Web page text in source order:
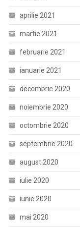
aprilie 2021
martie 2021
februarie 2021
ianuarie 2021
decembrie 2020
noiembrie 2020
octombrie 2020
septembrie 2020
august 2020
iulie 2020
iunie 2020
mai 2020